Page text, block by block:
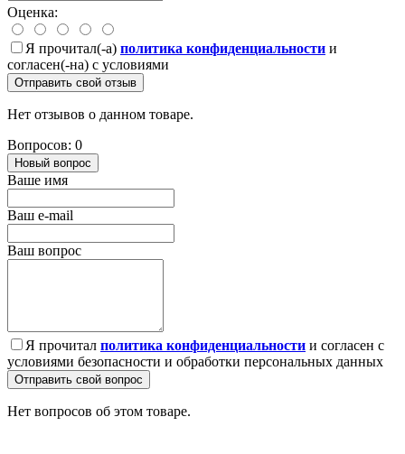
Оценка:
Я прочитал(-а) политика конфиденциальности и
согласен(-на) с условиями
Отправить свой отзыв
Нет отзывов о данном товаре.
Вопросов: 0
Новый вопрос
Ваше имя
Ваш e-mail
Ваш вопрос
Я прочитал политика конфиденциальности и согласен с
условиями безопасности и обработки персональных данных
Отправить свой вопрос
Нет вопросов об этом товаре.